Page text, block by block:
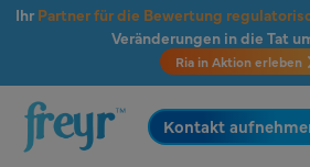
Zum Hauptinhalt springen
Ihr Partner für die Bewertung
Veränderungen in die Tat
Ria in Aktion erleben
.
Kontakt